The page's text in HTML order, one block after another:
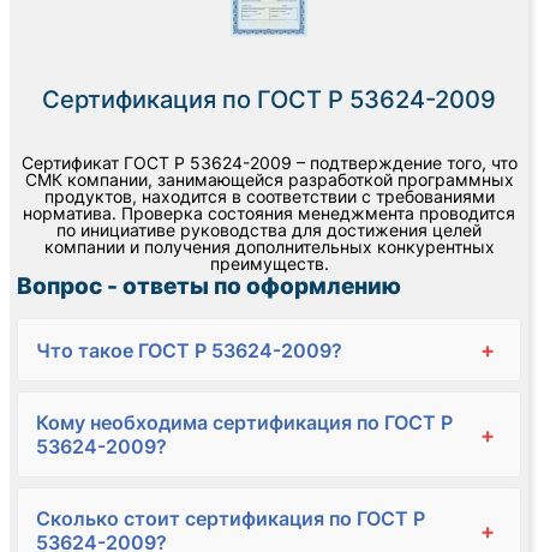
Сертификация по ГОСТ Р 53624-2009
Сертификат ГОСТ Р 53624-2009 – подтверждение того, что
СМК компании, занимающейся разработкой программных
продуктов, находится в соответствии с требованиями
норматива. Проверка состояния менеджмента проводится
по инициативе руководства для достижения целей
компании и получения дополнительных конкурентных
преимуществ.
Вопрос - ответы по оформлению
Что такое ГОСТ Р 53624-2009? +
Кому необходима сертификация по ГОСТ Р
53624-2009?
+
Сколько стоит сертификация по ГОСТ Р
53624-2009?
+